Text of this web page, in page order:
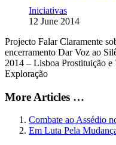
Iniciativas
12 June 2014
Projecto Falar Claramente
encerramento Dar Voz ao
2014 – Lisboa Prostituição
Exploração
More Articles …
Combate ao Assédio
Em Luta Pela